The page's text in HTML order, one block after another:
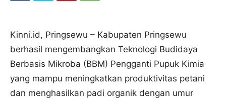
Kinni.id, Pringsewu – Kabupaten Pringsewu
berhasil mengembangkan Teknologi Budidaya
Berbasis Mikroba (BBM) Pengganti Pupuk Kimia
yang mampu meningkatkan produktivitas petani
dan menghasilkan padi organik dengan umur